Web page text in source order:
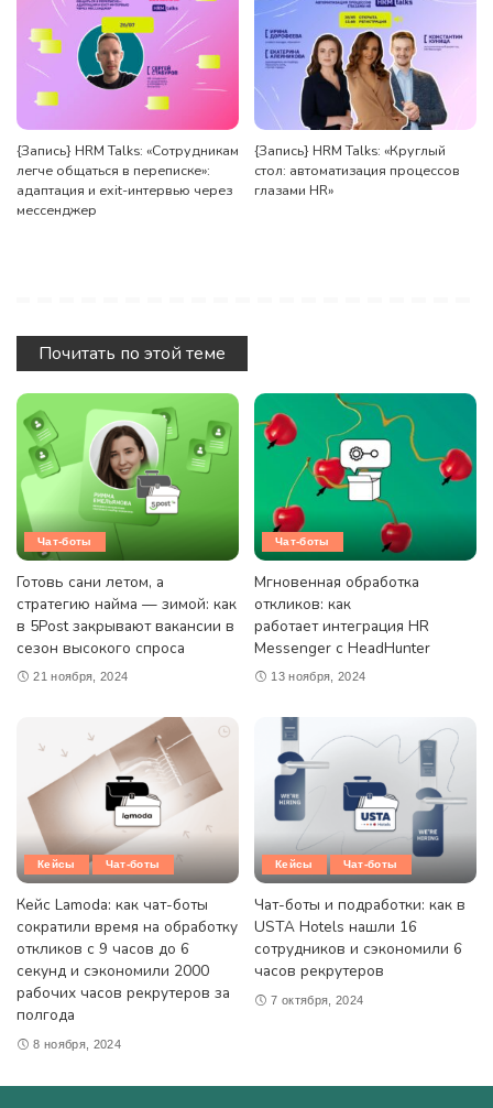
{Запись} HRM Talks: «Сотрудникам
легче общаться в переписке»:
адаптация и exit-интервью через
мессенджер
{Запись} HRM Talks: «Круглый
стол: автоматизация процессов
глазами HR»
Почитать по этой теме
Чат-боты
Готовь сани летом, а
стратегию найма — зимой: как
в 5Post закрывают вакансии в
сезон высокого спроса
21 ноября, 2024
Чат-боты
Мгновенная обработка
откликов: как
работает интеграция HR
Messenger с HeadHunter
13 ноября, 2024
Кейсы Чат-боты
Кейс Lamoda: как чат-боты
сократили время на обработку
откликов с 9 часов до 6
секунд и сэкономили 2000
рабочих часов рекрутеров за
полгода
8 ноября, 2024
Кейсы Чат-боты
Чат-боты и подработки: как в
USTA Hotels нашли 16
сотрудников и сэкономили 6
часов рекрутеров
7 октября, 2024